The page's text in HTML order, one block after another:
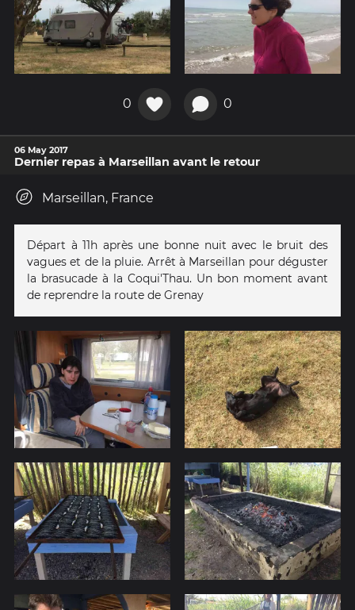
0 0
06 May 2017
Dernier repas à Marseillan avant le retour
Marseillan, France
Départ à 11h après une bonne nuit avec le bruit des
vagues et de la pluie. Arrêt à Marseillan pour déguster
la brasucade à la Coqui'Thau. Un bon moment avant
de reprendre la route de Grenay